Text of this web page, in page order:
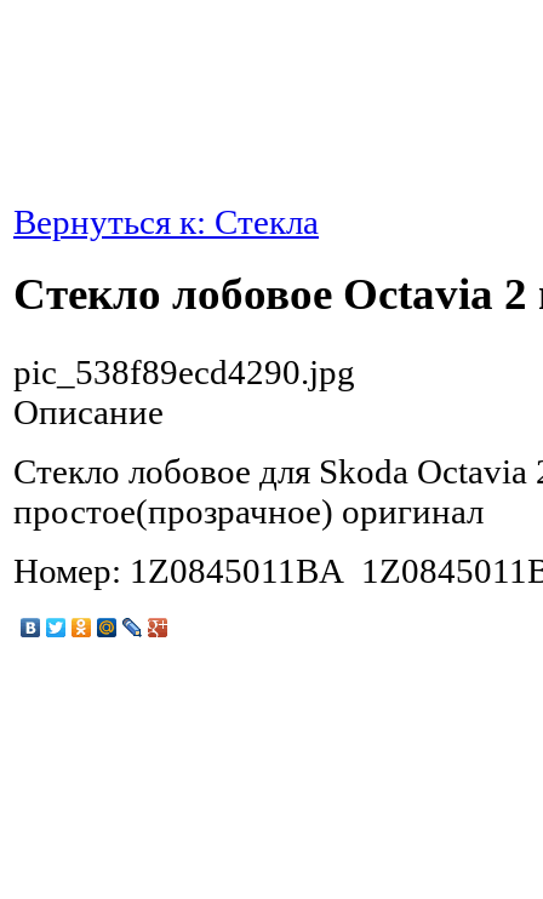
Вернуться к: Стекла
Стекло лобовое Octavia 2
pic_538f89ecd4290.jpg
Описание
Стекло лобовое для Skoda Octavia
простое(прозрачное) оригинал
Номер: 1Z0845011BA